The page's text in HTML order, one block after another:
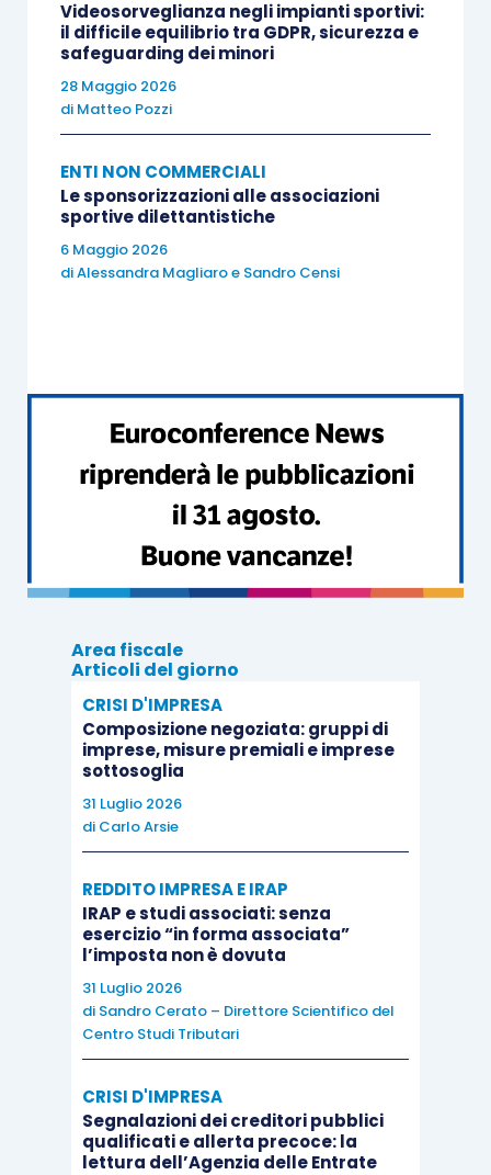
defiscalizzati. Credetemi sarebbe un bel numero,
tale da far rivedere il concetto di volontariato
solo in termini di
Finiamo con un’ultima considerazione. Sta avendo
molto successo la formula dellasocietà a
responsabilità limitata sportiva dilettantistica
ma proviamo a fare questo confronto tra una
di tutte le agevolazioni fiscali.
SOCIETÀ A
RESPONSABILITÀ
SOCIETÀ
SPORTIVA A
RESPONSABILITA’
Scopo di lucro
Assenza di scopo
di lucro
Voto in
proporzione alle
quote
sottoscritte
Voto per testa
Cedibilità delle
vivi
vivi
Videosorveglianza negli impianti sportivi:
il difficile equilibrio tra GDPR, sicurezza e
safeguarding dei minori
28 Maggio 2026
di Matteo Pozzi
ENTI NON COMMERCIALI
Le sponsorizzazioni alle associazioni
sportive dilettantistiche
6 Maggio 2026
diAlessandra Magliaroe Sandro Censi
Area fiscale
Articoli del giorno
CRISI D'IMPRESA
Composizione negoziata: gruppi di
imprese, misure premiali e imprese
sottosoglia
31 Luglio 2026
di Carlo Arsie
REDDITO IMPRESA E IRAP
IRAP e studi associati: senza
esercizio “in forma associata”
l’imposta non è dovuta
31 Luglio 2026
di Sandro Cerato – Direttore Scientifico del
Centro Studi Tributari
CRISI D'IMPRESA
Segnalazioni dei creditori pubblici
qualificati e allerta precoce: la
lettura dell’Agenzia delle Entrate